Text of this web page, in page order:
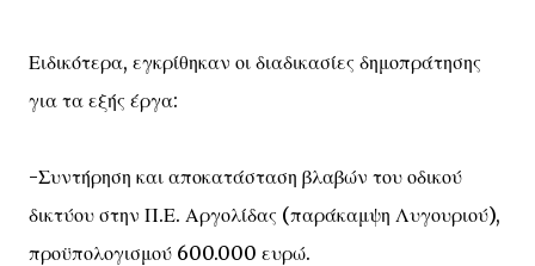
Ειδικότερα, εγκρίθηκαν οι διαδικασίες δημοπράτησης
για τα εξής έργα:
-Συντήρηση και αποκατάσταση βλαβών του οδικού
δικτύου στην Π.Ε. Αργολίδας (παράκαμψη Λυγουριού),
προϋπολογισμού 600.000 ευρώ.